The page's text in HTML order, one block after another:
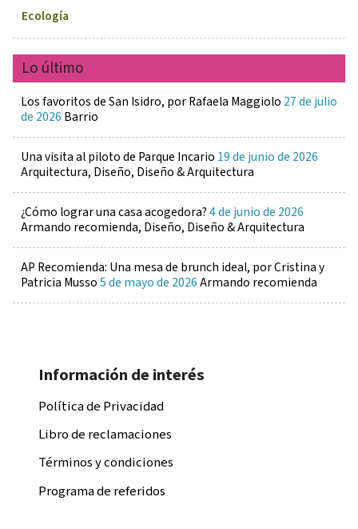
Ecología
Lo último
Los favoritos de San Isidro, por Rafaela Maggiolo 27 de julio
de 2026 Barrio
Una visita al piloto de Parque Incario 19 de junio de 2026
Arquitectura, Diseño, Diseño & Arquitectura
¿Cómo lograr una casa acogedora?4 de junio de 2026
Armando recomienda, Diseño, Diseño & Arquitectura
AP Recomienda: Una mesa de brunch ideal, por Cristina y
Patricia Musso5 de mayo de 2026Armando recomienda
Información de interés
Política de Privacidad
Libro de reclamaciones
Términos y condiciones
Programa de referidos